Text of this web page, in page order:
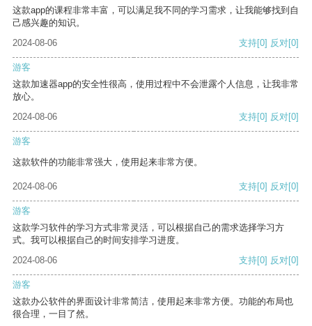
这款app的课程非常丰富，可以满足我不同的学习需求，让我能够找到自
己感兴趣的知识。
2024-08-06
支持[0] 反对[0]
游客
这款加速器app的安全性很高，使用过程中不会泄露个人信息，让我非常
放心。
2024-08-06
支持[0] 反对[0]
游客
这款软件的功能非常强大，使用起来非常方便。
2024-08-06 支持[0] 反对[0]
游客
这款学习软件的学习方式非常灵活，可以根据自己的需求选择学习方
式。我可以根据自己的时间安排学习进度。
2024-08-06
支持[0] 反对[0]
游客
这款办公软件的界面设计非常简洁，使用起来非常方便。功能的布局也
很合理，一目了然。